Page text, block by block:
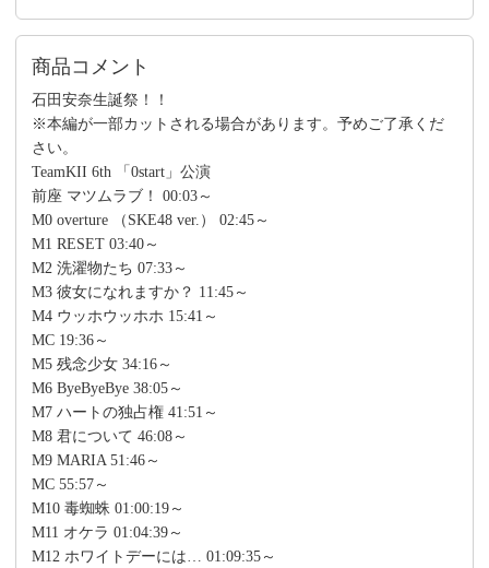
商品コメント
石田安奈生誕祭！！
※本編が一部カットされる場合があります。予めご了承くだ
さい。
TeamKII 6th 「0start」公演
前座 マツムラブ！ 00:03～
M0 overture （SKE48 ver.） 02:45～
M1 RESET 03:40～
M2 洗濯物たち 07:33～
M3 彼女になれますか？ 11:45～
M4 ウッホウッホホ 15:41～
MC 19:36～
M5 残念少女 34:16～
M6 ByeByeBye 38:05～
M7 ハートの独占権 41:51～
M8 君について 46:08～
M9 MARIA 51:46～
MC 55:57～
M10 毒蜘蛛 01:00:19～
M11 オケラ 01:04:39～
M12 ホワイトデーには… 01:09:35～